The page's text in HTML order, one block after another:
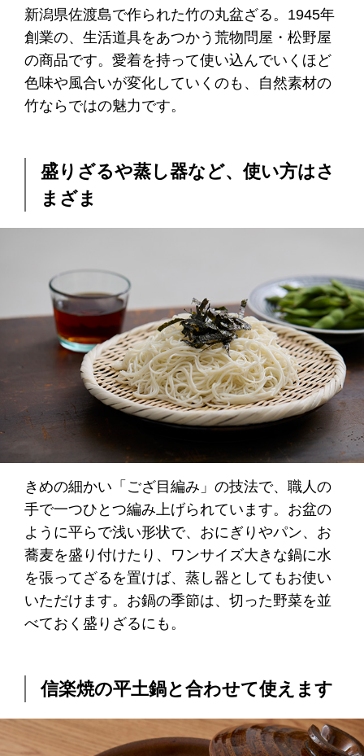
新潟県佐渡島で作られた竹の丸盆ざる。1945年
創業の、生活道具をあつかう荒物問屋・松野屋
の商品です。愛着を持って使い込んでいくほど
色味や風合いが変化していくのも、自然素材の
竹ならではの魅力です。
盛りざるや蒸し器など、使い方はさ
まざま
きめの細かい「ござ目編み」の技法で、職人の
手で一つひとつ編み上げられています。お盆の
ように平らで浅い形状で、おにぎりやパン、お
蕎麦を盛り付けたり、ワンサイズ大きな鍋に水
を張ってざるを置けば、蒸し器としてもお使い
いただけます。お鍋の季節は、切った野菜を並
べておく盛りざるにも。
信楽焼の平土鍋と合わせて使えます